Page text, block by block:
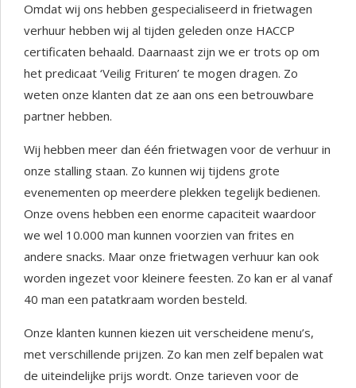
Omdat wij ons hebben gespecialiseerd in frietwagen
verhuur hebben wij al tijden geleden onze HACCP
certificaten behaald. Daarnaast zijn we er trots op om
het predicaat ‘Veilig Frituren’ te mogen dragen. Zo
weten onze klanten dat ze aan ons een betrouwbare
partner hebben.
Wij hebben meer dan één frietwagen voor de verhuur in
onze stalling staan. Zo kunnen wij tijdens grote
evenementen op meerdere plekken tegelijk bedienen.
Onze ovens hebben een enorme capaciteit waardoor
we wel 10.000 man kunnen voorzien van frites en
andere snacks. Maar onze frietwagen verhuur kan ook
worden ingezet voor kleinere feesten. Zo kan er al vanaf
40 man een patatkraam worden besteld.
Onze klanten kunnen kiezen uit verscheidene menu’s,
met verschillende prijzen. Zo kan men zelf bepalen wat
de uiteindelijke prijs wordt. Onze tarieven voor de